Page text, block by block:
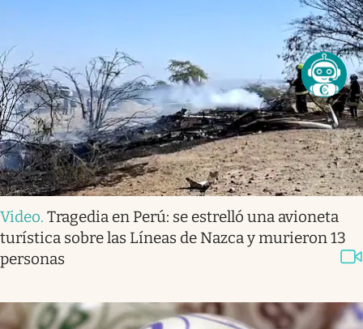
Video. Tragedia en Perú: se estrelló una avioneta
turística sobre las Líneas de Nazca y murieron 13
personas